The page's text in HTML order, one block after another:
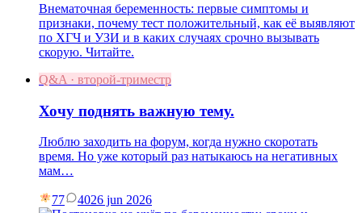
Внематочная беременность: первые симптомы и
признаки, почему тест положительный, как её выявляют
по ХГЧ и УЗИ и в каких случаях срочно вызывать
скорую. Читайте.
Q&A · второй-триместр
Хочу поднять важную тему.
Люблю заходить на форум, когда нужно скоротать
время. Но уже который раз натыкаюсь на негативных
мам…
77 4026 jun 2026